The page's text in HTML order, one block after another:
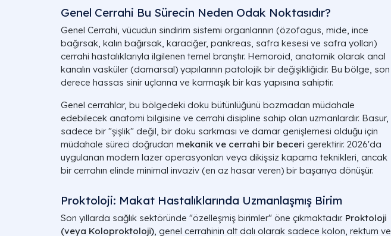
Genel Cerrahi Bu Sürecin Neden Odak Noktasıdır?
Genel Cerrahi, vücudun sindirim sistemi organlarının (özofagus, mide, ince
bağırsak, kalın bağırsak, karaciğer, pankreas, safra kesesi ve safra yolları)
cerrahi hastalıklarıyla ilgilenen temel branştır. Hemoroid, anatomik olarak anal
kanalın vasküler (damarsal) yapılarının patolojik bir değişikliğidir. Bu bölge, son
derece hassas sinir uçlarına ve karmaşık bir kas yapısına sahiptir.
Genel cerrahlar, bu bölgedeki doku bütünlüğünü bozmadan müdahale
edebilecek anatomi bilgisine ve cerrahi disipline sahip olan uzmanlardır. Basur,
sadece bir "şişlik" değil, bir doku sarkması ve damar genişlemesi olduğu için
müdahale süreci doğrudan mekanik ve cerrahi bir beceri gerektirir. 2026'da
uygulanan modern lazer operasyonları veya dikişsiz kapama teknikleri, ancak
bir cerrahın elinde minimal invaziv (en az hasar veren) bir başarıya dönüşür.
Proktoloji: Makat Hastalıklarında Uzmanlaşmış Birim
Son yıllarda sağlık sektöründe "özelleşmiş birimler" öne çıkmaktadır. Proktoloji
(veya Koloproktoloji), genel cerrahinin alt dalı olarak sadece kolon, rektum ve